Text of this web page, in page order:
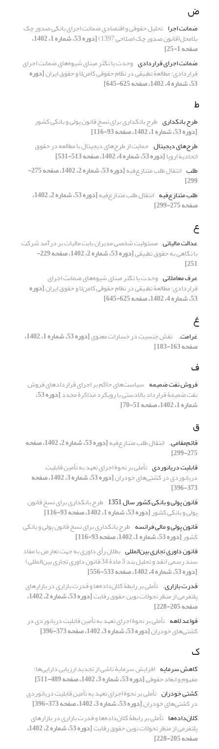
ض
ضمانت اجرا تحلیل حقوقی و اقتصادی ضمانت اجرای بانکی صدور چک
بلامحل(قانون صدور چک اصلاحی 1397) [دوره 53، شماره 1، 1402،
صفحه 1-25]
ضمانت اجرای قراردادی وحدت یا تکثر مبنای شیوه‌های ضمانت اجرای
قراردادی: مطالعۀ تطبیقی در نظام حقوقی کامن‌لا و حقوق ایران[دوره
53، شماره 4، 1402، صفحه 625-645]
ط
طرح بانکداری طرح بانکداری برای نسخ قانون پولی و بانکی کشور
[دوره 53، شماره 1، 1402، صفحه 93-116]
طرح‌های دیجیتال حمایت از طرح‌های دیجیتال با مطالعه در حقوق
اتحادیة اروپا[دوره 53، شماره 4، 1402، صفحه 513-531]
طلب انتقال طلب متنازع‌فیه [دوره 53، شماره 2، 1402، صفحه 275-
299]
طلب متنازع‌فیه انتقال طلب متنازع‌فیه [دوره 53، شماره 2، 1402،
صفحه 275-299]
ع
عدالت مالیاتی مسئولیت شخصی مدیران بابت مالیات بر درآمد شرکت
با نگاهی به ‏حقوق تطبیقی [دوره 53، شماره 2، 1402، صفحه 229-
251]
عرف معاملاتی وحدت یا تکثر مبنای شیوه‌های ضمانت اجرای
قراردادی: مطالعۀ تطبیقی در نظام حقوقی کامن‌لا و حقوق ایران[دوره
53، شماره 4، 1402، صفحه 625-645]
غ
غرامت. ‏ نقش جنسیت در خسارات معنوی [دوره 53، شماره 1، 1402،
صفحه 163-183]
ف
فروش نفت ضمیمه سیاست‌های حاکم بر اجرای قراردادهای فروش
نفت ضمیمۀ قرارداد بالادستی با رویکرد مذاکرۀ مجدد [دوره 53،
شماره 1، 1402، صفحه 51-70]
ق
قائم‌مقامی.‏ انتقال طلب متنازع‌فیه [دوره 53، شماره 2، 1402، صفحه
275-299]
قابلیت دریانوردی تأملی بر نحوة اجرای تعهد به تأمین قابلیت
دریانوردی در کشتی‌های خودران [دوره 53، شماره 3، 1402، صفحه
373-396]
قانون پولی ‌و بانکی‌ کشور سال 1351
طرح بانکداری برای نسخ قانون
پولی و بانکی کشور[دوره 53، شماره 1، 1402، صفحه 93-116]
قانون پولی ‌و مالی فرانسه طرح بانکداری برای نسخ قانون پولی و بانکی
کشور[دوره 53، شماره 1، 1402، صفحه 93-116]
قانون داوری تجاری بین‌المللی بطلان رأی داوری به جهت تعارض با مفاد
سند رسمی (نقد و تحلیل بند 3 مادۀ 34 قانون داوری تجاری بین‌المللی)
[دوره 53، شماره 4، 1402، صفحه 533-556]
قدرت بازاری.‏ تأملی بر رابطۀ کلان‌داده‌ها و قدرت بازاری در بازارهای
پلتفرمی از ‏منظر تحولات نوین حقوق رقابت [دوره 53، شماره 2، 1402،
صفحه 205-228]
قواعد لاهه تأملی بر نحوة اجرای تعهد به تأمین قابلیت دریانوردی در
کشتی‌های خودران[دوره 53، شماره 3، 1402، صفحه 373-396]
ک
کاهش سرمایه افزایش سرمایۀ ناشی از تجدید ارزیابی دارایی‌ها؛
مفهوم و ابعاد حقوقی[دوره 53، شماره 3، 1402، صفحه 489-511]
کشتی خودران تأملی بر نحوة اجرای تعهد به تأمین قابلیت دریانوردی
در کشتی‌های خودران[دوره 53، شماره 3، 1402، صفحه 373-396]
کلان‌داده‌ها تأملی بر رابطۀ کلان‌داده‌ها و قدرت بازاری در بازارهای
پلتفرمی از ‏منظر تحولات نوین حقوق رقابت [دوره 53، شماره 2، 1402،
صفحه 205-228]